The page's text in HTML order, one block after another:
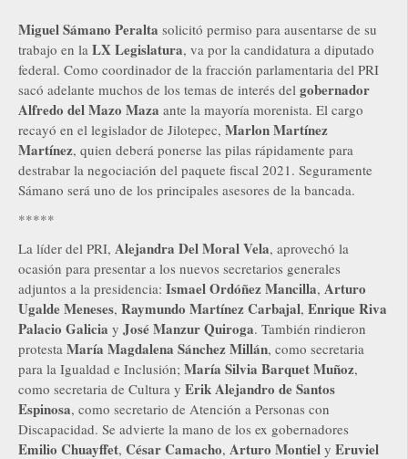
Miguel Sámano Peralta solicitó permiso para ausentarse de su
trabajo en la LX Legislatura, va por la candidatura a diputado
federal. Como coordinador de la fracción parlamentaria del PRI
sacó adelante muchos de los temas de interés del gobernador
Alfredo del Mazo Maza ante la mayoría morenista. El cargo
recayó en el legislador de Jilotepec, Marlon Martínez
Martínez, quien deberá ponerse las pilas rápidamente para
destrabar la negociación del paquete fiscal 2021. Seguramente
Sámano será uno de los principales asesores de la bancada.
*****
La líder del PRI, Alejandra Del Moral Vela, aprovechó la
ocasión para presentar a los nuevos secretarios generales
adjuntos a la presidencia: Ismael Ordóñez Mancilla, Arturo
Ugalde Meneses, Raymundo Martínez Carbajal, Enrique Riva
Palacio Galicia y José Manzur Quiroga. También rindieron
protesta María Magdalena Sánchez Millán, como secretaria
para la Igualdad e Inclusión; María Silvia Barquet Muñoz,
como secretaria de Cultura y Erik Alejandro de Santos
Espinosa, como secretario de Atención a Personas con
Discapacidad. Se advierte la mano de los ex gobernadores
Emilio Chuayffet, César Camacho, Arturo Montiel y Eruviel